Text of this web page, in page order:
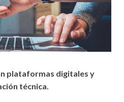
plataformas digitales y
técnica.